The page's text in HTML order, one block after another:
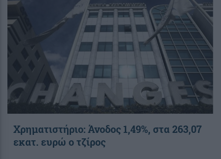
Χρηματιστήριο: Άνοδος 1,49%, στα 263,07
εκατ. ευρώ ο τζίρος